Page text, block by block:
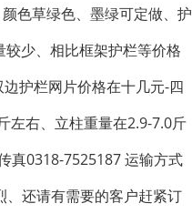
色草绿色、墨绿可定做、护
少、相比框架护栏等价格
护栏网片价格在十几元-四
左右、立柱重量在2.9-7.0斤
真0318-7525187 运输方式
还请有需要的客户赶紧订